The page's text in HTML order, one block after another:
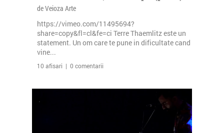
de Veioza Arte
https://vimeo.com/11495694?
share=copy&fl=cl&fe=ci Terre Thaemlitz este un
statement. Un om care te pune in dificultate cand
vine...
10 afisari | 0 comentarii